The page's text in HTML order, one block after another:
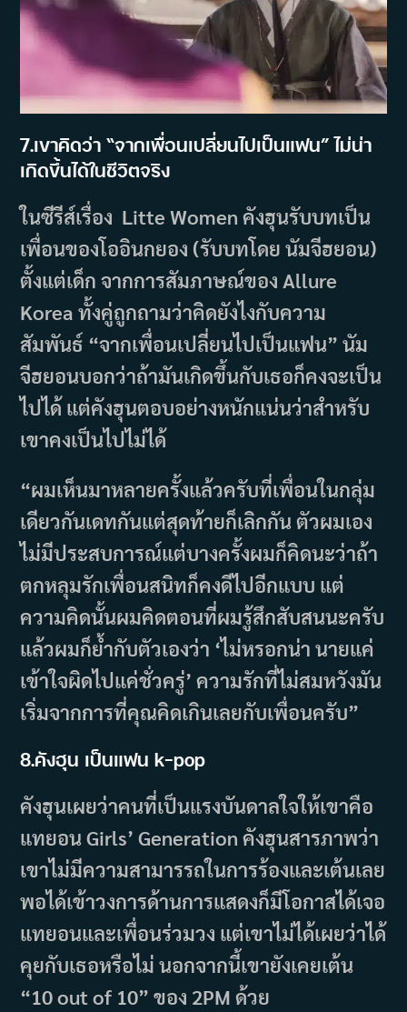
7.เขาคิดว่า “จากเพื่อนเปลี่ยนไปเป็นแฟน” ไม่น่า
เกิดขึ้นได้ในชีวิตจริง
ในซีรีส์เรื่อง Litte Women คังฮุนรับบทเป็น
เพื่อนของโออินกยอง (รับบทโดย นัมจีฮยอน)
ตั้งแต่เด็ก จากการสัมภาษณ์ของ Allure
Korea ทั้งคู่ถูกถามว่าคิดยังไงกับความ
สัมพันธ์ “จากเพื่อนเปลี่ยนไปเป็นแฟน” นัม
จีฮยอนบอกว่าถ้ามันเกิดขึ้นกับเธอก็คงจะเป็น
ไปได้ แต่คังฮุนตอบอย่างหนักแน่นว่าสำหรับ
เขาคงเป็นไปไม่ได้
“ผมเห็นมาหลายครั้งแล้วครับที่เพื่อนในกลุ่ม
เดียวกันเดทกันแต่สุดท้ายก็เลิกกัน ตัวผมเอง
ไม่มีประสบการณ์แต่บางครั้งผมก็คิดนะว่าถ้า
ตกหลุมรักเพื่อนสนิทก็คงดีไปอีกแบบ แต่
ความคิดนั้นผมคิดตอนที่ผมรู้สึกสับสนนะครับ
แล้วผมก็ย้ำกับตัวเองว่า ‘ไม่หรอกน่า นายแค่
เข้าใจผิดไปแค่ชั่วครู่’ ความรักที่ไม่สมหวังมัน
เริ่มจากการที่คุณคิดเกินเลยกับเพื่อนครับ”
8.คังฮุน เป็นแฟน k-pop
คังฮุนเผยว่าคนที่เป็นแรงบันดาลใจให้เขาคือ
แทยอน Girls’ Generation คังฮุนสารภาพว่า
เขาไม่มีความสามารรถในการร้องและเต้นเลย
พอได้เข้าวงการด้านการแสดงก็มีโอกาสได้เจอ
แทยอนและเพื่อนร่วมวง แต่เขาไม่ได้เผยว่าได้
คุยกับเธอหรือไม่ นอกจากนี้เขายังเคยเต้น
“10 out of 10” ของ 2PM ด้วย